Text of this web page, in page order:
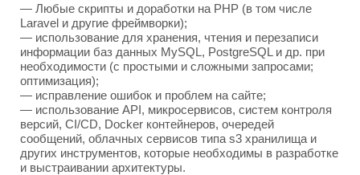
— Любые скрипты и доработки на PHP (в том числе
Laravel и другие фреймворки);
— использование для хранения, чтения и перезаписи
информации баз данных MySQL, PostgreSQL и др. при
необходимости (с простыми и сложными запросами;
оптимизация);
— исправление ошибок и проблем на сайте;
— использование API, микросервисов, систем контроля
версий, CI/CD, Docker контейнеров, очередей
сообщений, облачных сервисов типа s3 хранилища и
других инструментов, которые необходимы в разработке
и выстраивании архитектуры.